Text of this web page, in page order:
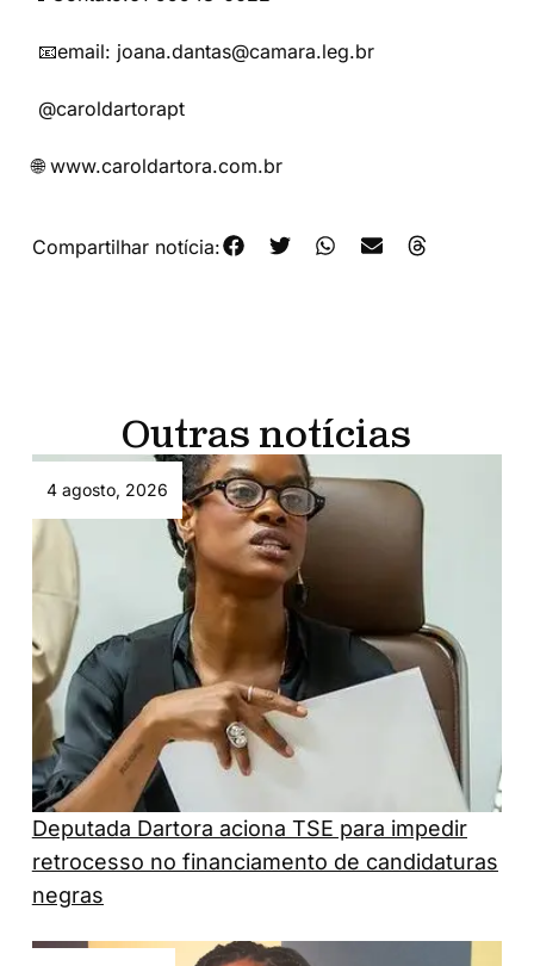
📧email: joana.dantas@camara.leg.br
@caroldartorapt
🌐 www.caroldartora.com.br
Compartilhar notícia:
Outras notícias
4 agosto, 2026
Deputada Dartora aciona TSE para impedir
retrocesso no financiamento de candidaturas
negras